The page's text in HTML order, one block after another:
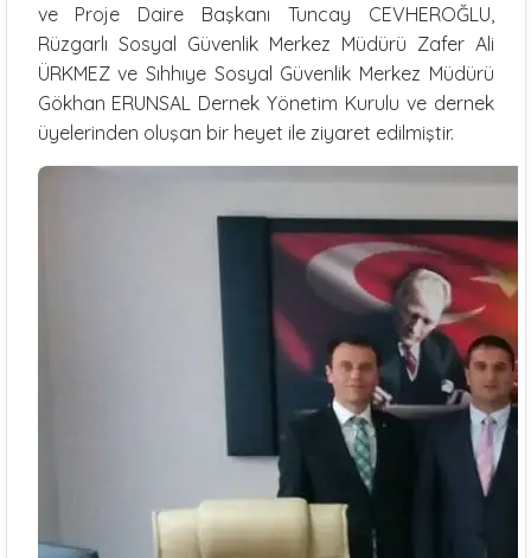
ve Proje Daire Başkanı Tuncay CEVHEROĞLU,
Rüzgarlı Sosyal Güvenlik Merkez Müdürü Zafer Ali
ÜRKMEZ ve Sıhhıye Sosyal Güvenlik Merkez Müdürü
Gökhan ERUNSAL Dernek Yönetim Kurulu ve dernek
üyelerinden oluşan bir heyet ile ziyaret edilmiştir.